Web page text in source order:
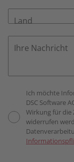
Land
Ihre Nachricht
Ich möchte
DSC Software
Wirkung für die
widerrufen